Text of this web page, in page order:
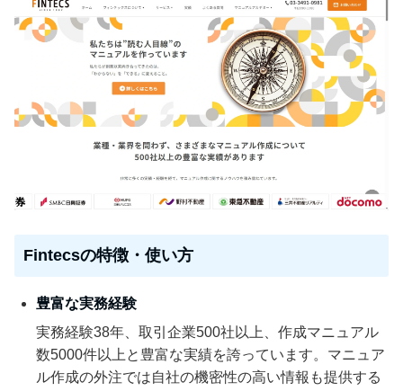
Fintecsの特徴・使い方
豊富な実務経験
実務経験38年、取引企業500社以上、作成マニュアル
数5000件以上と豊富な実績を誇っています。マニュア
ル作成の外注では自社の機密性の高い情報も提供する